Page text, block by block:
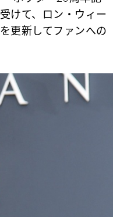
けて、ロン・ウィー
更新してファンへの